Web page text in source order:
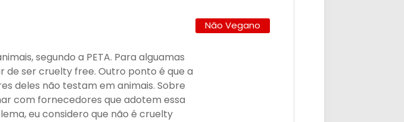
segundo a PETA. Para alguamas
de ser cruelty free. Outro ponto é que a
deles não testam em animais. Sobre
com fornecedores que adotem essa
eu considero que não é cruelty
Não Vegano